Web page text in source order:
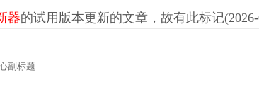
器的试用版本更新的文章，故有此标记(2026-
副标题